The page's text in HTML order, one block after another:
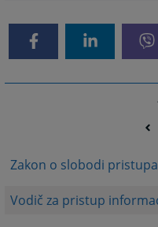
Zakon o slobodi
Vodič za pristup